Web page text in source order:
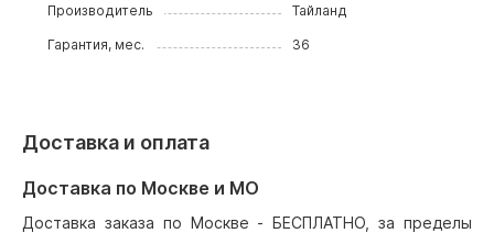
Производитель Тайланд
Гарантия, мес. 36
Доставка и оплата
Доставка по Москве и МО
Доставка заказа по Москве - БЕСПЛАТНО, за пределы